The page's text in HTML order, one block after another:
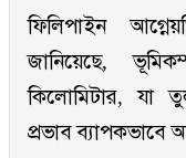
ফিলিপাইন
জানিয়েছে,
কিলোমিটার, যা
প্রভাব ব্যাপকভাবে